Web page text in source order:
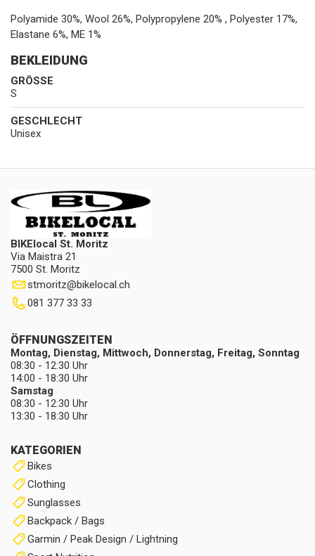
Polyamide 30%, Wool 26%, Polypropylene 20% , Polyester 17%,
Elastane 6%, ME 1%
BEKLEIDUNG
GRÖSSE
S
GESCHLECHT
Unisex
BIKElocal St. Moritz
Via Maistra 21
7500 St. Moritz
stmoritz@bikelocal.ch
081 377 33 33
KATEGORIEN
Bikes
Clothing
Sunglasses
Backpack / Bags
Garmin / Peak Design / Lightning
ÖFFNUNGSZEITEN
Montag, Dienstag, Mittwoch, Donnerstag, Freitag, Sonntag
08:30 - 12:30 Uhr
14:00 - 18:30 Uhr
Samstag
08:30 - 12:30 Uhr
13:30 - 18:30 Uhr